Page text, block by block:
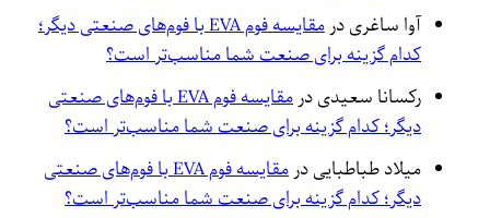
آوا ساغریدر
مقایسه فوم EVA با فوم‌های صنعتی دیگر؛
کدام گزینه برای صنعت شما مناسب‌تر است؟
رکسانا سعیدیدر
مقایسه فوم EVA با فوم‌های صنعتی
دیگر؛ کدام گزینه برای صنعت شما مناسب‌تر است؟
میلاد طباطباییدر
مقایسه فوم EVA با فوم‌های صنعتی
دیگر؛ کدام گزینه برای صنعت شما مناسب‌تر است؟